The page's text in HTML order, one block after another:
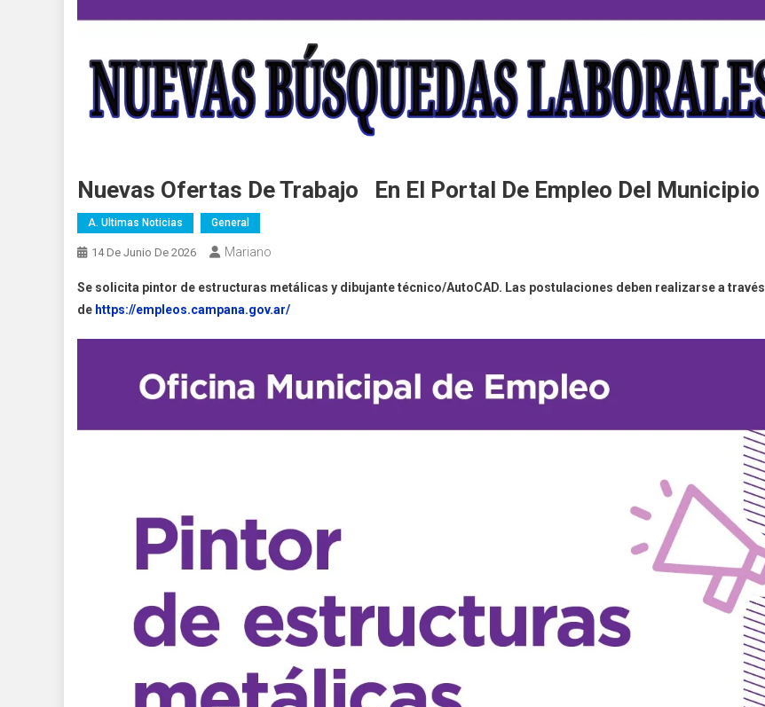
Nuevas Ofertas De Trabajo En El Portal De Empleo Del Municipio
A. Ultimas Noticias General
14 De Junio De 2026 Mariano
Se solicita pintor de estructuras metálicas y dibujante técnico/AutoCAD. Las postulaciones deben realizarse a través
de https://empleos.campana.gov.ar/